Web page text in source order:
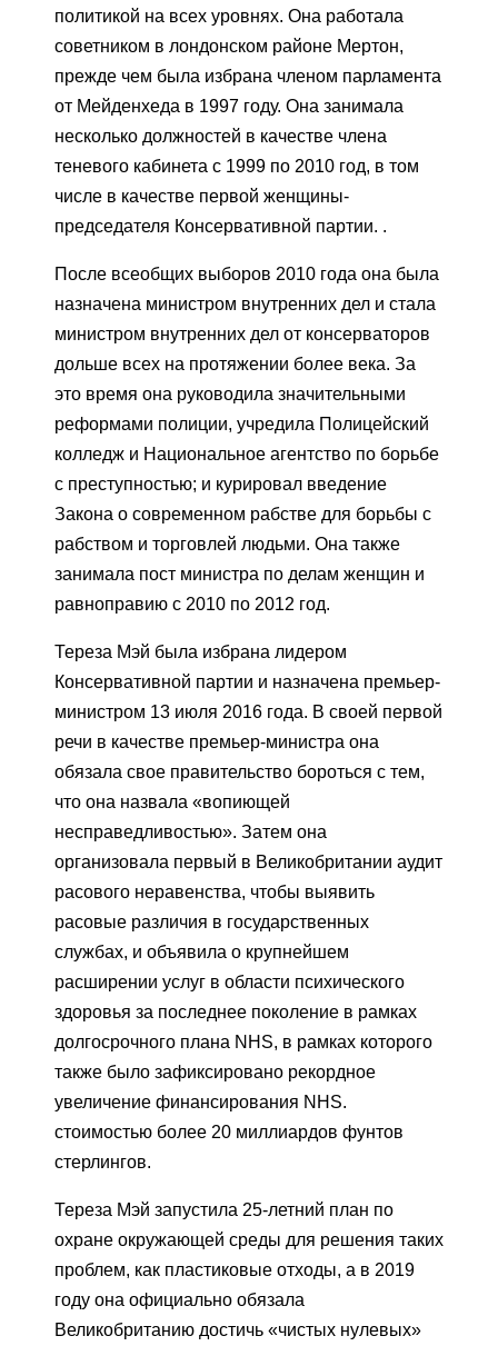
политикой на всех уровнях. Она работала
советником в лондонском районе Мертон,
прежде чем была избрана членом парламента
от Мейденхеда в 1997 году. Она занимала
несколько должностей в качестве члена
теневого кабинета с 1999 по 2010 год, в том
числе в качестве первой женщины-
председателя Консервативной партии. .
После всеобщих выборов 2010 года она была
назначена министром внутренних дел и стала
министром внутренних дел от консерваторов
дольше всех на протяжении более века. За
это время она руководила значительными
реформами полиции, учредила Полицейский
колледж и Национальное агентство по борьбе
с преступностью; и курировал введение
Закона о современном рабстве для борьбы с
рабством и торговлей людьми. Она также
занимала пост министра по делам женщин и
равноправию с 2010 по 2012 год.
Тереза ​​Мэй была избрана лидером
Консервативной партии и назначена премьер-
министром 13 июля 2016 года. В своей первой
речи в качестве премьер-министра она
обязала свое правительство бороться с тем,
что она назвала «вопиющей
несправедливостью». Затем она
организовала первый в Великобритании аудит
расового неравенства, чтобы выявить
расовые различия в государственных
службах, и объявила о крупнейшем
расширении услуг в области психического
здоровья за последнее поколение в рамках
долгосрочного плана NHS, в рамках которого
также было зафиксировано рекордное
увеличение финансирования NHS.
стоимостью более 20 миллиардов фунтов
стерлингов.
Тереза ​​Мэй запустила 25-летний план по
охране окружающей среды для решения таких
проблем, как пластиковые отходы, а в 2019
году она официально обязала
Великобританию достичь «чистых нулевых»